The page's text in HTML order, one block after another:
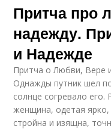
Притча про
надежду.
и Надежде
Притча о Любви, Вере
Однажды путник шел
солнце согревало
женщина, одетая
стройна и изящна,